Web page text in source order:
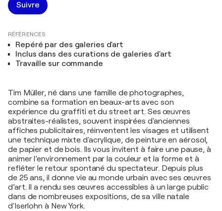
Suivre
RÉFÉRENCES
Repéré par des galeries d'art
Inclus dans des curations de galeries d'art
Travaille sur commande
Tim Müller, né dans une famille de photographes,
combine sa formation en beaux-arts avec son
expérience du graffiti et du street art. Ses œuvres
abstraites-réalistes, souvent inspirées d'anciennes
affiches publicitaires, réinventent les visages et utilisent
une technique mixte d'acrylique, de peinture en aérosol,
de papier et de bois. Ils vous invitent à faire une pause, à
animer l’environnement par la couleur et la forme et à
refléter le retour spontané du spectateur. Depuis plus
de 25 ans, il donne vie au monde urbain avec ses œuvres
d’art. Il a rendu ses œuvres accessibles à un large public
dans de nombreuses expositions, de sa ville natale
d'Iserlohn à New York.